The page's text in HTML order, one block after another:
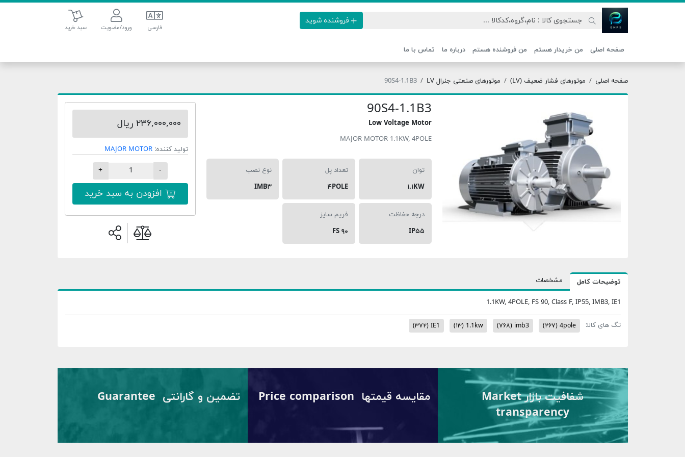
فروشنده شوید
فارسی ورود/عضویت
سبد خرید
سبد خرید
صفحه اصلی من خریدار هستم من فروشنده هستم درباره ما تماس با ما
صفحه اصلی موتورهای فشار ضعیف (LV) موتورهای صنعتی جنرال LV 90S4-1.1B3
90S4-1.1B3
Low Voltage Motor
MAJOR MOTOR 1.1KW, 4POLE
توان
۱.۱KW
تعداد پل
۴POLE
نوع نصب
IMB۳
درجه حفاظت
IP۵۵
فریم سایز
FS ۹۰
۲۳۶,۰۰۰,۰۰۰ ریال
تولید کننده: MAJOR MOTOR
-
+
افزودن به سبد خرید
توضیحات کامل مشخصات
1.1KW, 4POLE, FS 90, Class F, IP55, IMB3, IE1
تگ های کالا: 4pole (۲۶۷) imb3 (۷۶۸) 1.1kw (۱۳) IE1 (۳۷۲)
شفافیت بازار Market
transparency
مقایسه قیمتها Price comparison